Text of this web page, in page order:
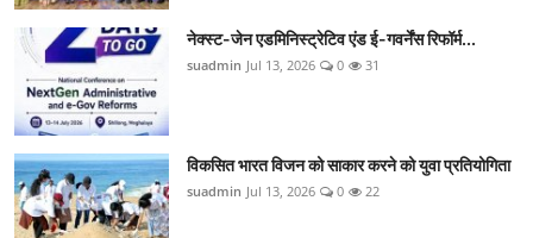
नेक्स्ट-जेन एडमिनिस्ट्रेटिव एंड ई-गवर्नेंस रिफॉर्म...
suadmin Jul 13, 2026 0 31
विकसित भारत विजन को साकार करने को युवा प्रतियोगिता
suadmin Jul 13, 2026 0 22